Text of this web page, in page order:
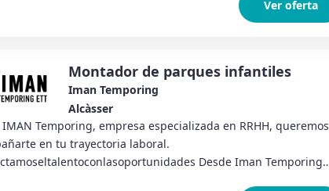
Ver oferta
Montador de parques infantiles
Iman Temporing
Alcàsser
IMAN Temporing, empresa especializada en RRHH, queremos
en tu trayectoria laboral.
Desde Iman Temporing